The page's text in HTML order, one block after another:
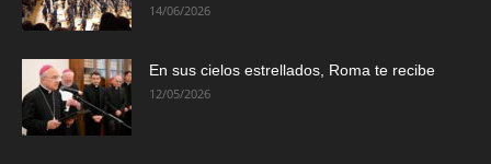
14/06/2026
En sus cielos estrellados, Roma te recibe
12/05/2026